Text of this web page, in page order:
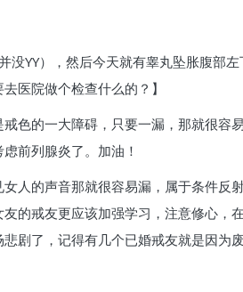
没YY），然后今天就有睾丸坠胀腹部
医院做个检查什么的？】
色的一大障碍，只要一漏，那就很容
前列腺炎了。加油！
人的声音那就很容易漏，属于条件反
的戒友更应该加强学习，注意修心，
剧了，记得有几个已婚戒友就是因为